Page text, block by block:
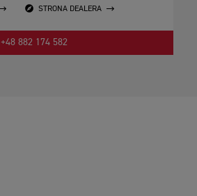
STRONA DEALERA
+48 882 174 582